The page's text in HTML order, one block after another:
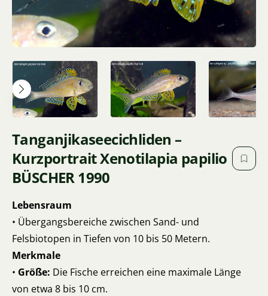
Tanganjikaseecichliden –
Kurzportrait Xenotilapia papilio
BÜSCHER 1990
Lebensraum
• Übergangsbereiche zwischen Sand- und
Felsbiotopen in Tiefen von 10 bis 50 Metern.
Merkmale
• Größe: Die Fische erreichen eine maximale Länge
von etwa 8 bis 10 cm.